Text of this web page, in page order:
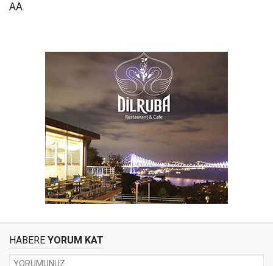
AA
HABERE YORUM KAT